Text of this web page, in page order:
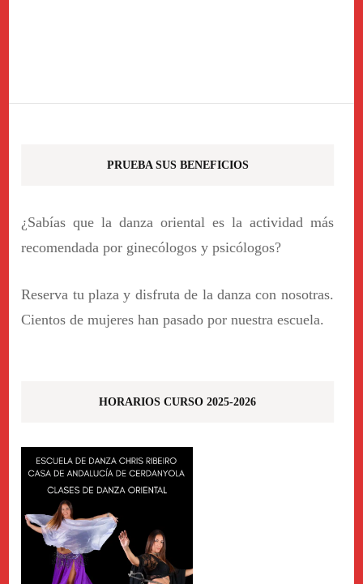
PRUEBA SUS BENEFICIOS
¿Sabías que la danza oriental es la actividad más
recomendada por ginecólogos y psicólogos?
Reserva tu plaza y disfruta de la danza con nosotras.
Cientos de mujeres han pasado por nuestra escuela.
HORARIOS CURSO 2025-2026